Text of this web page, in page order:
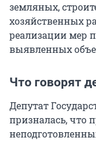
земляных,
хозяйственных
реализации мер
выявленных
Что говорят
Депутат
призналась, что